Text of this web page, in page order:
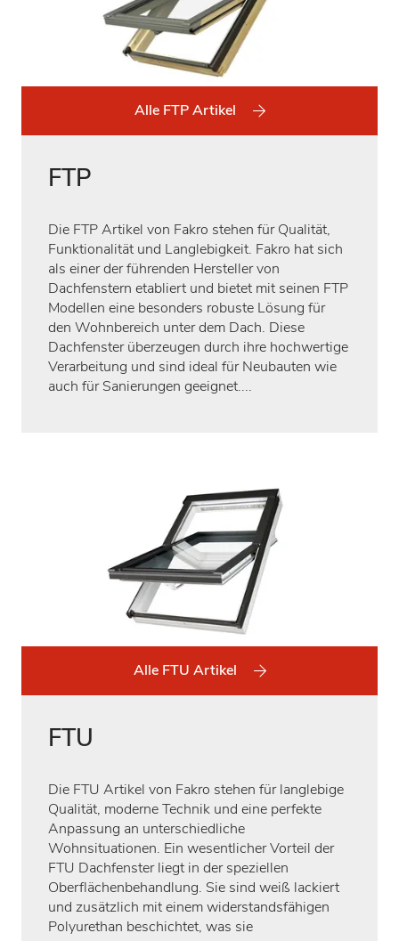
Alle FTP Artikel
FTP
Die FTP Artikel von Fakro stehen für Qualität,
Funktionalität und Langlebigkeit. Fakro hat sich
als einer der führenden Hersteller von
Dachfenstern etabliert und bietet mit seinen FTP
Modellen eine besonders robuste Lösung für
den Wohnbereich unter dem Dach. Diese
Dachfenster überzeugen durch ihre hochwertige
Verarbeitung und sind ideal für Neubauten wie
auch für Sanierungen geeignet....
Alle FTU Artikel
FTU
Die FTU Artikel von Fakro stehen für langlebige
Qualität, moderne Technik und eine perfekte
Anpassung an unterschiedliche
Wohnsituationen. Ein wesentlicher Vorteil der
FTU Dachfenster liegt in der speziellen
Oberflächenbehandlung. Sie sind weiß lackiert
und zusätzlich mit einem widerstandsfähigen
Polyurethan beschichtet, was sie